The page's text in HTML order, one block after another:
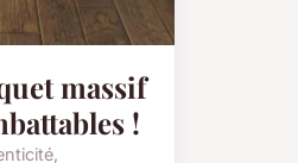
massif
!